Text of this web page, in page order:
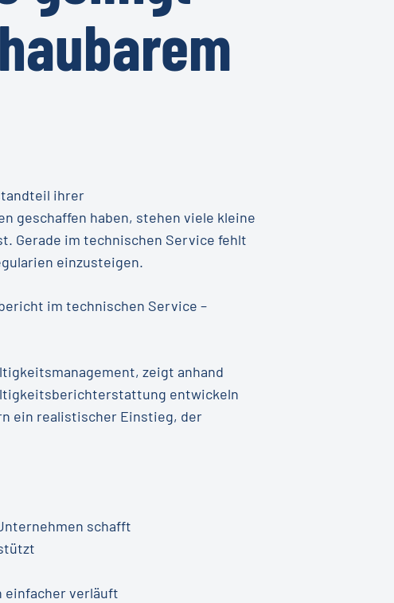
ihrer
geschaffen haben, stehen viele kleine
Gerade im technischen Service fehlt
einzusteigen.
im technischen Service –
zeigt anhand
entwickeln
ein realistischer Einstieg, der
schafft
einfacher verläuft